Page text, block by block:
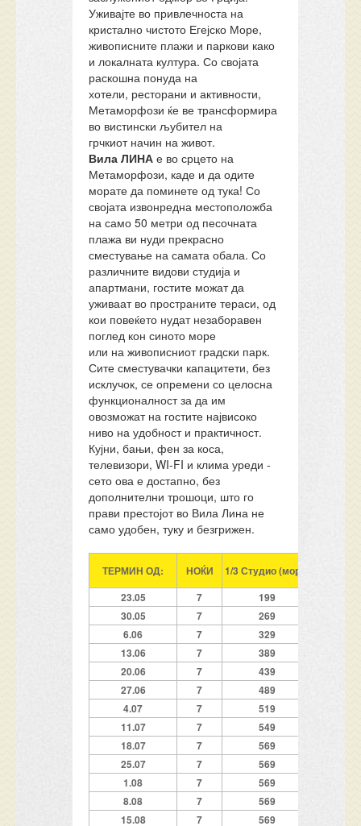
Уживајте во привлечноста на
кристално чистото Егејско Море,
живописните плажи и паркови како
и локалната култура. Со својата
раскошна понуда на
хотели, ресторани и активности,
Метаморфози ќе ве трансформира
во вистински љубител на
грчкиот начин на живот.
Вила ЛИНА е во срцето на
Метаморфози, каде и да одите
морате да поминете од тука! Со
својата извонредна местоположба
на само 50 метри од песочната
плажа ви нуди прекрасно
сместување на самата обала. Со
различните видови студија и
апартмани, гостите можат да
уживаат во пространите тераси, од
кои повеќето нудат незаборавен
поглед кон синото море
или на живописниот градски парк.
Сите сместувачки капацитети, без
исклучок, се опремени со целосна
функционалност за да им
овозможат на гостите највисоко
ниво на удобност и практичност.
Кујни, бањи, фен за коса,
телевизори, WI-FI и клима уреди -
сето ова е достапно, без
дополнителни трошоци, што го
прави престојот во Вила Лина не
само удобен, туку и безгрижен.
ТЕРМИН ОД: НОЌИ 1/3 Студио (море)
23.05
7 199
30.05
7 269
6.06
7 329
13.06
7 389
20.06
7 439
27.06
7 489
4.07
7 519
11.07
7 549
18.07
7 569
25.07
7 569
1.08
7 569
8.08
7 569
15.08
7 569